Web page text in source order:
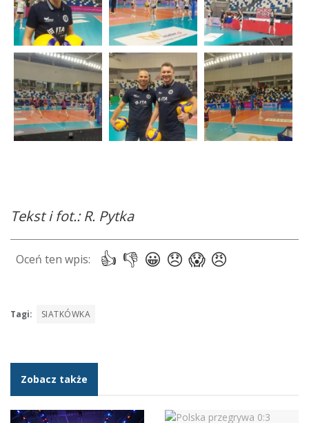
Tekst i fot.: R. Pytka
Tagi: SIATKÓWKA
Zobacz także